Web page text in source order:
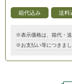
箱代込み 送料
※表示価格は、箱代・送
※お支払い等につきまし